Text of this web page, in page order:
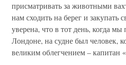
присматривать за животными
нам сходить на берег и закупать
уверена, что в тот день, когда
Лондоне, на судне был человек,
великим облегчением – капитан